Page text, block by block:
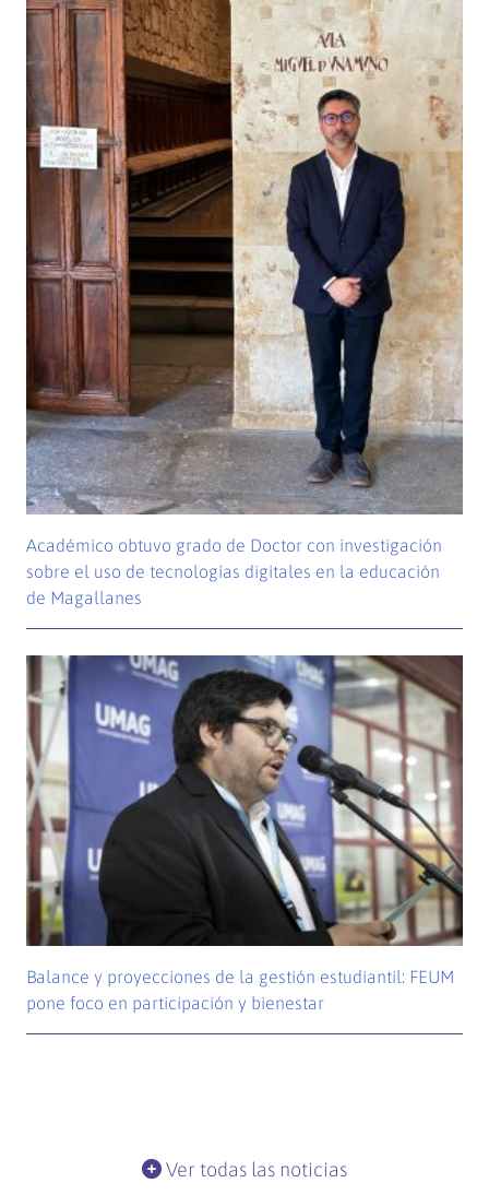
Académico obtuvo grado de Doctor con investigación
sobre el uso de tecnologías digitales en la educación
de Magallanes
Balance y proyecciones de la gestión estudiantil: FEUM
pone foco en participación y bienestar
Ver todas las noticias